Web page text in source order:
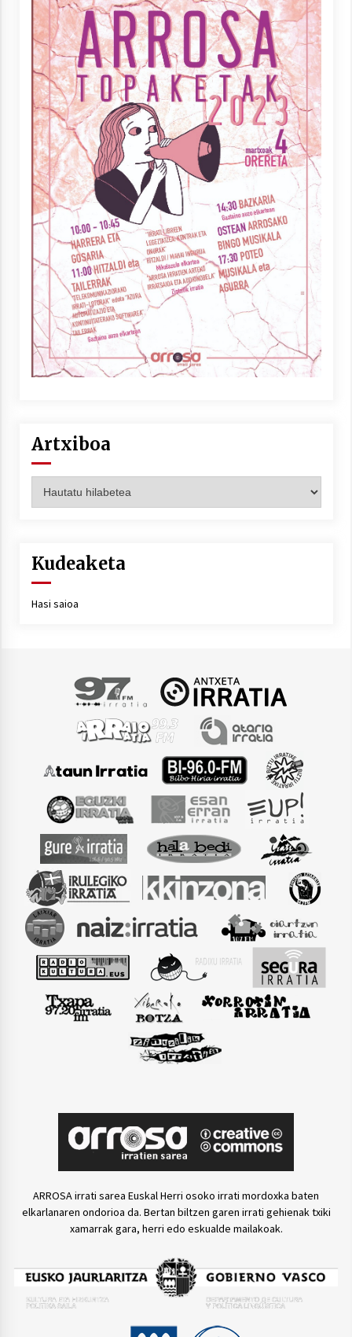
Artxiboa
Kudeaketa
Hasi saioa
ARROSA irrati sarea Euskal Herri osoko irrati mordoxka baten
elkarlanaren ondorioa da. Bertan biltzen garen irrati gehienak txiki
xamarrak gara, herri edo eskualde mailakoak.